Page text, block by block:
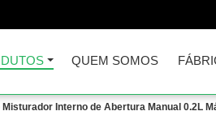
QUEM SOMOS
Misturador Interno de Abertura Manual 0.2L